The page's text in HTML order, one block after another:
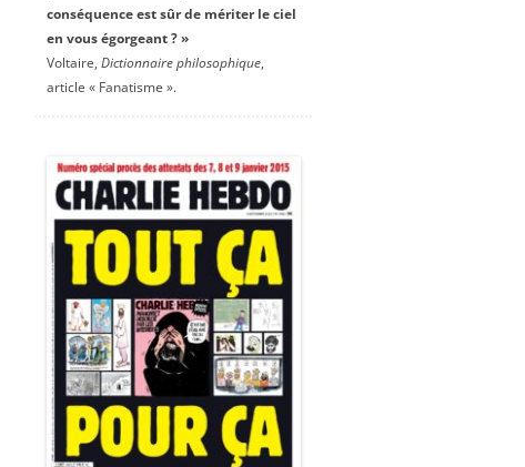
conséquence est sûr de mériter le ciel
en vous égorgeant ? »
Voltaire, Dictionnaire philosophique,
article « Fanatisme ».